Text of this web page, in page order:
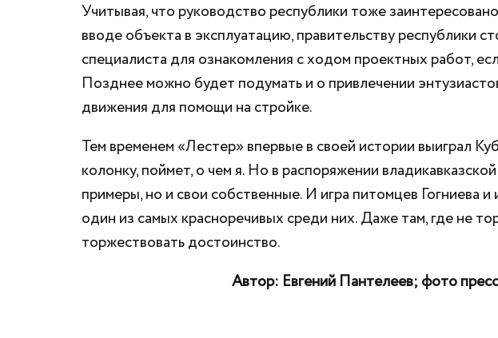
Учитывая, что руководство республики тоже
вводе объекта в эксплуатацию, правительству республики
специалиста для ознакомления с ходом проектных работ,
Позднее можно будет подумать и о привлечении
движения для помощи на стройке.
Тем временем «Лестер» впервые в своей истории выиграл
колонку, поймет, о чем я. Но в распоряжении
примеры, но и свои собственные. И игра питомцев Гогниева
один из самых красноречивых среди них. Даже там, где не
торжествовать достоинство.
Автор: Евгений Пантелеев; фото